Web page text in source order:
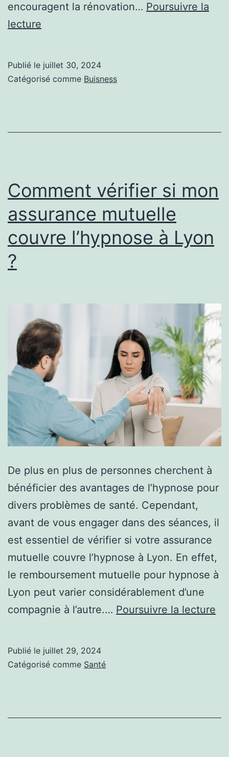
encouragent la rénovation… Poursuivre la
lecture
immobilière
à
Lyon
?
Publié le juillet 30, 2024
Catégorisé comme Buisness
Comment vérifier si mon
assurance mutuelle
couvre l’hypnose à Lyon
?
De plus en plus de personnes cherchent à
bénéficier des avantages de l’hypnose pour
divers problèmes de santé. Cependant,
avant de vous engager dans des séances, il
est essentiel de vérifier si votre assurance
mutuelle couvre l’hypnose à Lyon. En effet,
le remboursement mutuelle pour hypnose à
Lyon peut varier considérablement d’une
compagnie à l’autre.… Poursuivre la lecture
Publié le juillet 29, 2024
Catégorisé comme Santé